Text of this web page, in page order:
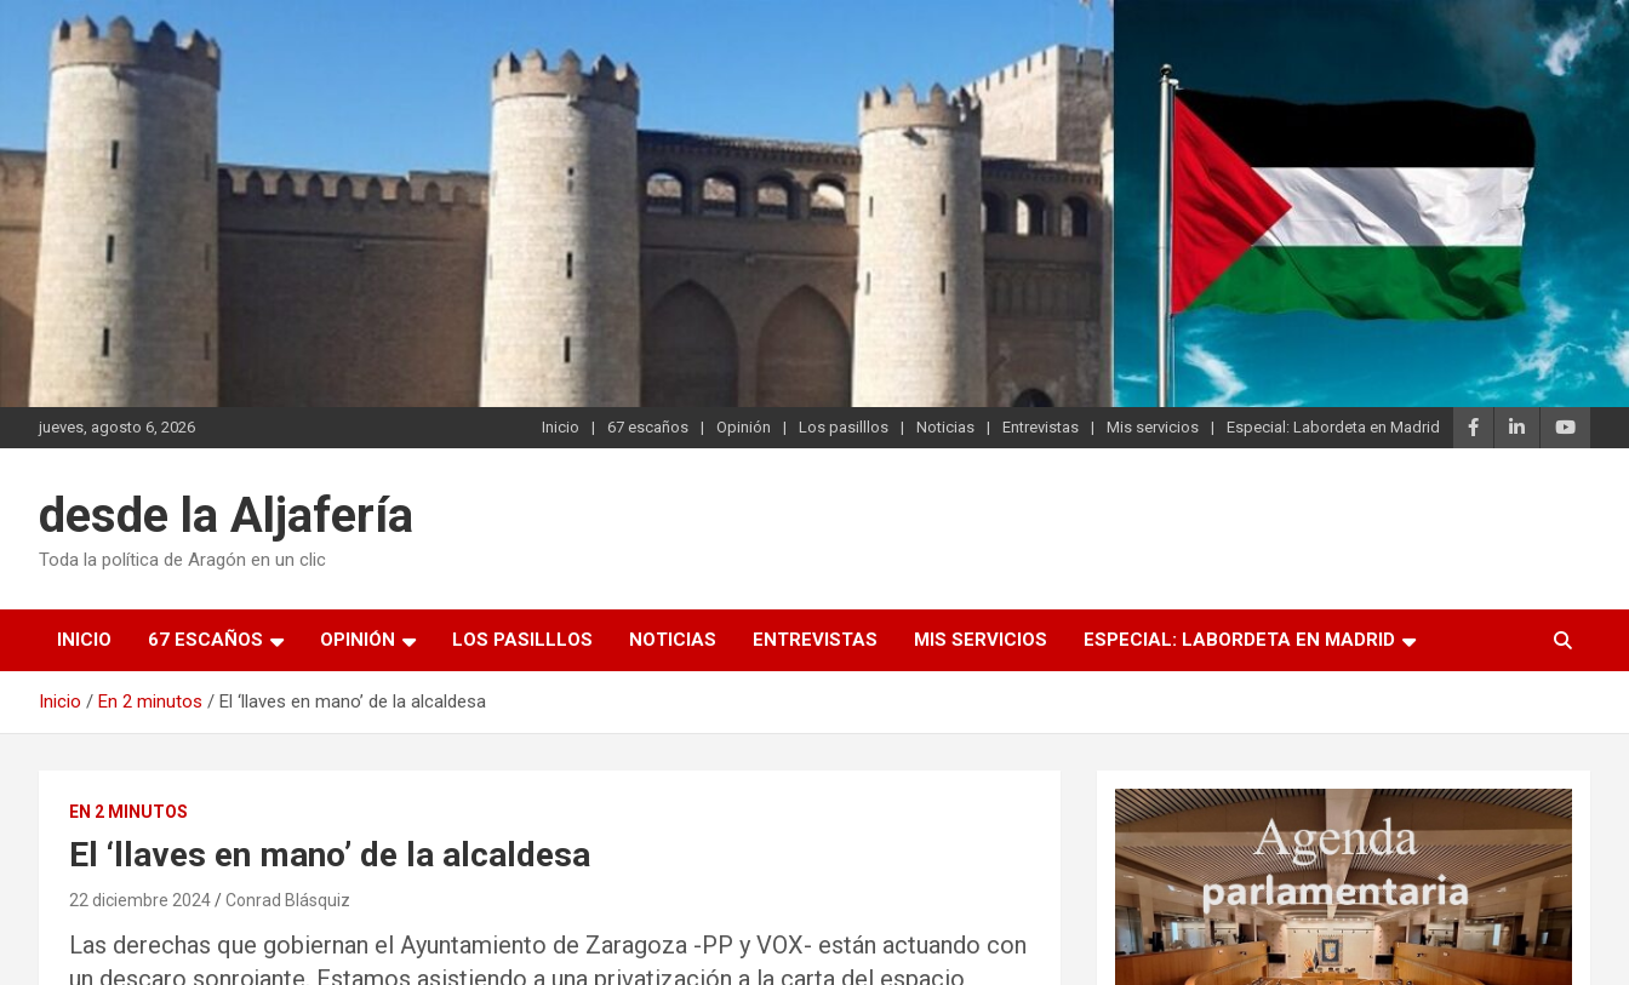
contenido
jueves, agosto 6, 2026 Inicio 67 escaños Opinión Los pasilllos Noticias Entrevistas Mis servicios Especial: Labordeta en Madrid
desde la Aljafería
Toda la política de Aragón en un clic
INICIO 67 ESCAÑOS OPINIÓN LOS PASILLLOS NOTICIAS ENTREVISTAS MIS SERVICIOS ESPECIAL: LABORDETA EN MADRID
Inicio En 2 minutos El ‘llaves en mano’ de la alcaldesa
EN 2 MINUTOS
El ‘llaves en mano’ de la alcaldesa
22 diciembre 2024 Conrad Blásquiz
Las derechas que gobiernan el Ayuntamiento de Zaragoza -PP y VOX- están actuando con
un descaro sonrojante. Estamos asistiendo a una privatización a la carta del espacio